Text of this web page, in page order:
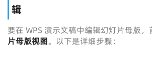
辑
要在 WPS 演示文稿中编辑幻灯片母版，
片母版视图。以下是详细步骤：